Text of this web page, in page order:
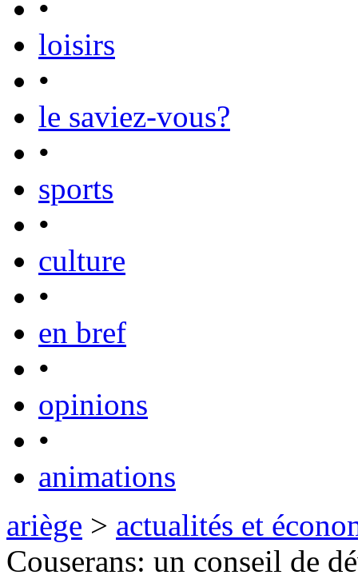
•
loisirs
•
le saviez-vous?
•
sports
•
culture
•
en bref
•
opinions
•
animations
ariège > actualités et
Couserans: un conseil de